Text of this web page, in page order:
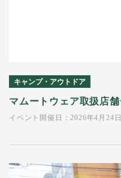
キャンプ・アウトドア
マムートウェア取扱店
イベント開催日：2026年4月24